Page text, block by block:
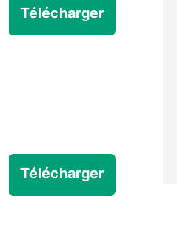
Télécharger
Télécharger